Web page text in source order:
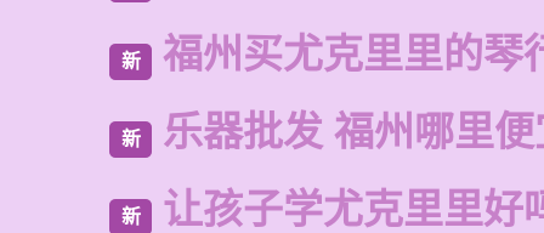
新 福州买尤克里里的琴
新 乐器批发 福州哪里
新 让孩子学尤克里里好